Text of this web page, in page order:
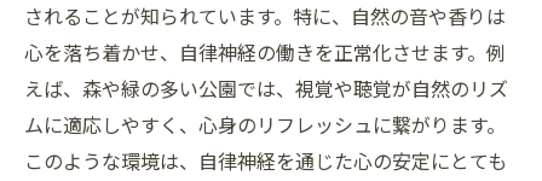
されることが知られています。特に、自然の音や香りは
心を落ち着かせ、自律神経の働きを正常化させます。例
えば、森や緑の多い公園では、視覚や聴覚が自然のリズ
ムに適応しやすく、心身のリフレッシュに繋がります。
このような環境は、自律神経を通じた心の安定にとても